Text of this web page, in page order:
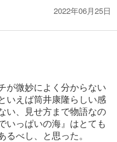
2022年06月25日
が微妙によく分からない
いえば筒井康隆らしい感
い、見せ方まで物語なの
いっぱいの海』はとても
べし、と思った。